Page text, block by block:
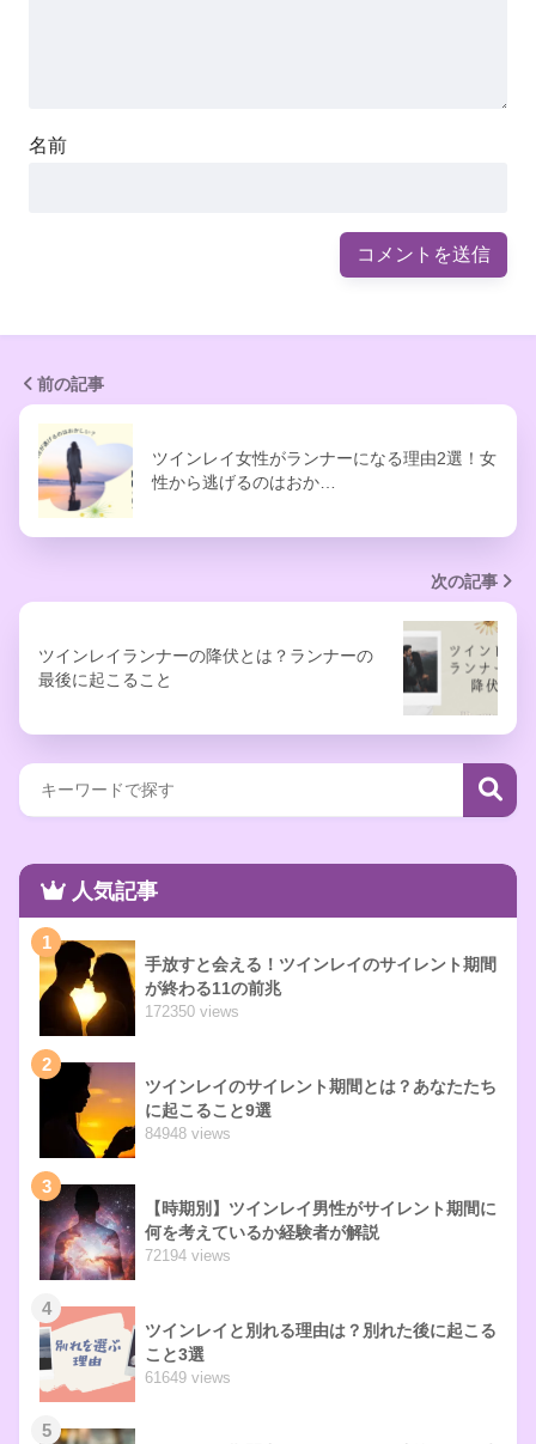
名前
前の記事
ツインレイ女性がランナーになる理由2選！女
性から逃げるのはおか…
次の記事
ツインレイランナーの降伏とは？ランナーの
最後に起こること
人気記事
1
手放すと会える！ツインレイのサイレント期間
が終わる11の前兆
172350 views
2
ツインレイのサイレント期間とは？あなたたち
に起こること9選
84948 views
3
【時期別】ツインレイ男性がサイレント期間に
何を考えているか経験者が解説
72194 views
4
ツインレイと別れる理由は？別れた後に起こる
こと3選
61649 views
5